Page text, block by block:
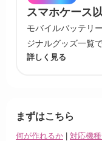
スマホケース
モバイルバッテリ
ジナルグッズ一覧で
詳しく見る
まずはこちら
何が作れるか | 対応機